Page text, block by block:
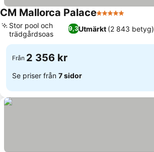
CM Mallorca Palace5 Stjärnor
9,3Utmärkt (2 843 betyg)
Stor pool och
trädgårdsoas
Från 2 356 kr
Se priser från 7 sidor